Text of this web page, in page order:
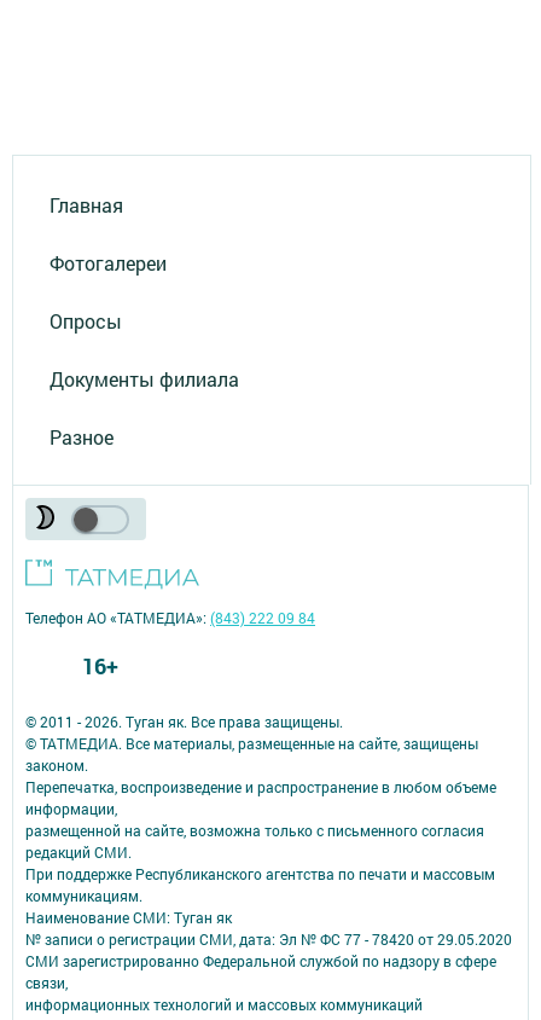
Главная
Фотогалереи
Опросы
Документы филиала
Разное
© 2011 - 2026. Туган як. Все права защищены.
© ТАТМЕДИА. Все материалы, размещенные на сайте, защищены
законом.
Перепечатка, воспроизведение и распространение в любом объеме
информации,
размещенной на сайте, возможна только с письменного согласия
редакций СМИ.
При поддержке Республиканского агентства по печати и массовым
коммуникациям.
Наименование СМИ: Туган як
№ записи о регистрации СМИ, дата: Эл № ФС 77 - 78420 от 29.05.2020
СМИ зарегистрированно Федеральной службой по надзору в сфере
связи,
информационных технологий и массовых коммуникаций
Телефон АО «ТАТМЕДИА»:(843) 222 09 84
16+